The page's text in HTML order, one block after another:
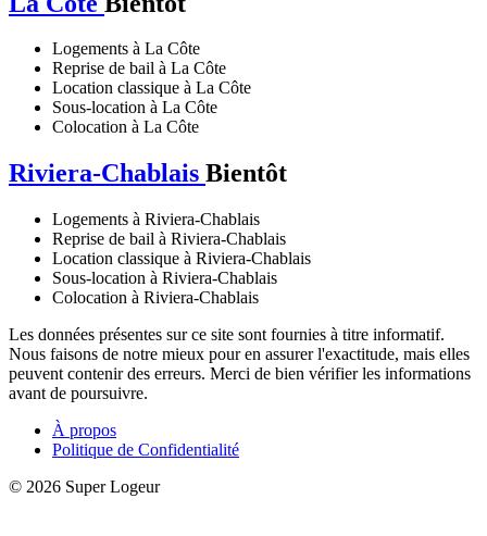
Logements à La Côte
Reprise de bail à La Côte
Location classique à La Côte
Sous-location à La Côte
Colocation à La Côte
Riviera-Chablais Bientôt
Logements à Riviera-Chablais
Reprise de bail à Riviera-Chablais
Location classique à Riviera-Chablais
Sous-location à Riviera-Chablais
Colocation à Riviera-Chablais
Les données présentes sur ce site sont fournies à titre informatif.
Nous faisons de notre mieux pour en assurer l'exactitude, mais elles
peuvent contenir des erreurs. Merci de bien vérifier les informations
avant de poursuivre.
À propos
Politique de Confidentialité
© 2026 Super Logeur